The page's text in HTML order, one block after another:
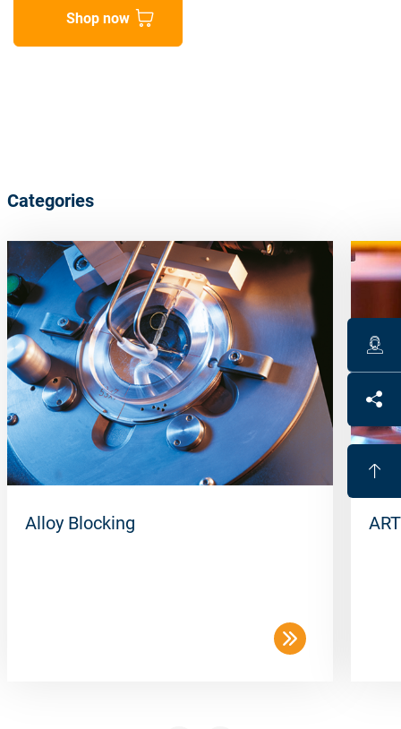
Shop now
Categories
Alloy Blocking